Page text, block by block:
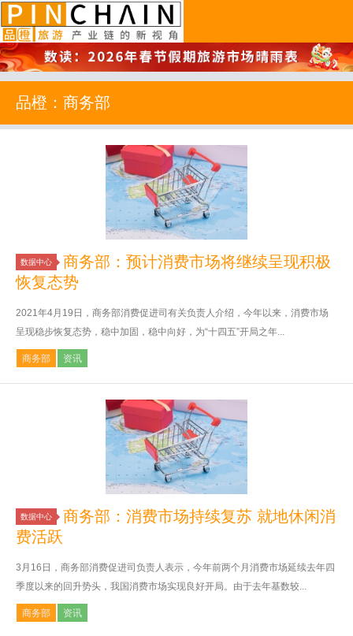
品橙旅游
品橙：商务部
数据中心
商务部：预计消费市场将继续呈现积极
恢复态势
2021年4月19日，商务部消费促进司有关负责人介绍，今年以来，消费市场
呈现稳步恢复态势，稳中加固，稳中向好，为“十四五”开局之年...
商务部 资讯
数据中心
商务部：消费市场持续复苏 就地休闲消
费活跃
3月16日，商务部消费促进司负责人表示，今年前两个月消费市场延续去年四
季度以来的回升势头，我国消费市场实现良好开局。由于去年基数较...
商务部 资讯